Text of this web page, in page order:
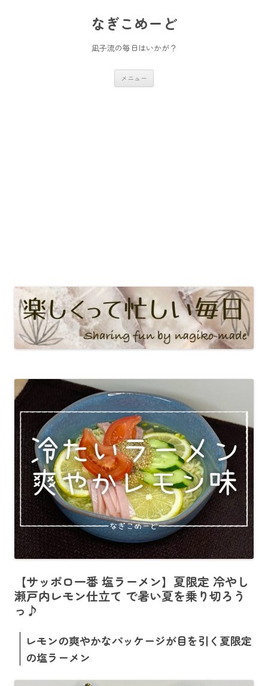
なぎこめーど
凪子流の毎日はいかが？
メニュー
【サッポロ一番 塩ラーメン】夏限定 冷やし
瀬戸内レモン仕立て で暑い夏を乗り切ろう
っ♪
レモンの爽やかなパッケージが目を引く夏限定
の塩ラーメン